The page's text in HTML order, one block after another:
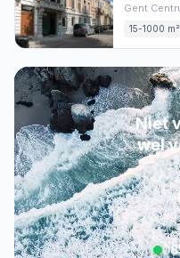
Gent
15-1000 m²
Niet
wel